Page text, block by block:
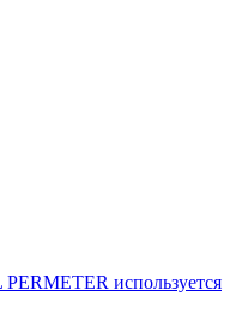
используется